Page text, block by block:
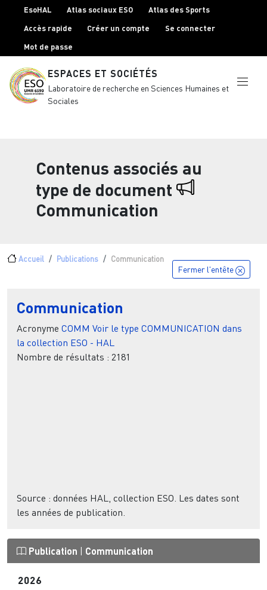
Aller au contenu principal
Menu top Header
EsoHAL Atlas sociaux ESO
Atlas des Sports
Accès rapide
Créer un compte
Se connecter
Mot de passe
ESPACES ET SOCIÉTÉS
Laboratoire de recherche en Sciences Humaines et
Sociales
Contenus associés au
type de document
Communication
Fil d'Ariane
Accueil Publications Communication
Fermer l'entête
Communication
Acronyme COMM Voir le type COMMUNICATION dans
la collection ESO - HAL
Nombre de résultats : 2181
Source : données HAL, collection ESO. Les dates sont
les années de publication.
Publication | Communication
2026